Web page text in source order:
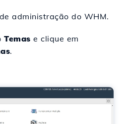
administração do WHM.
Temas e clique em
.